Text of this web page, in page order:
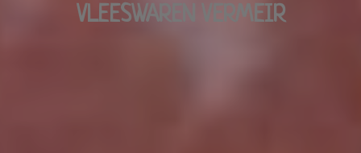
VLEESWAREN VERMEIR